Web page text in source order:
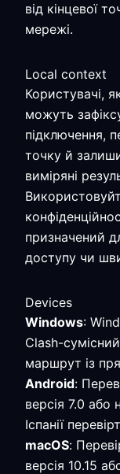
від кінцевої
мережі.
Local context
Користувачі,
можуть
підключення,
точку й
виміряні
призначений
доступу чи
Devices
Windows:
Clash-
маршрут із
Android:
версія 7.0 або
Іспанії
macOS:
версія 10.15